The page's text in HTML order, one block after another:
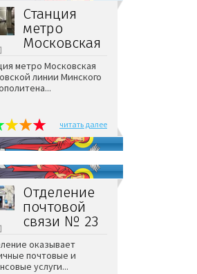
Станция
метро
Московская
метро Московская
линии Минского
читать далее
Отделение
почтовой
связи № 23
оказывает
почтовые и
услуги...